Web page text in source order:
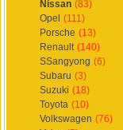
Nissan (83)
Opel (111)
Porsche (13)
Renault (140)
SSangyong (6)
Subaru (3)
Suzuki (18)
Toyota (10)
Volkswagen (76)